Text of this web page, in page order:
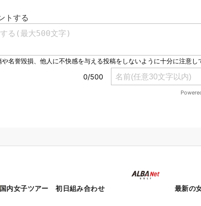
国内女子ツアー 初日組み合わせ 最新の